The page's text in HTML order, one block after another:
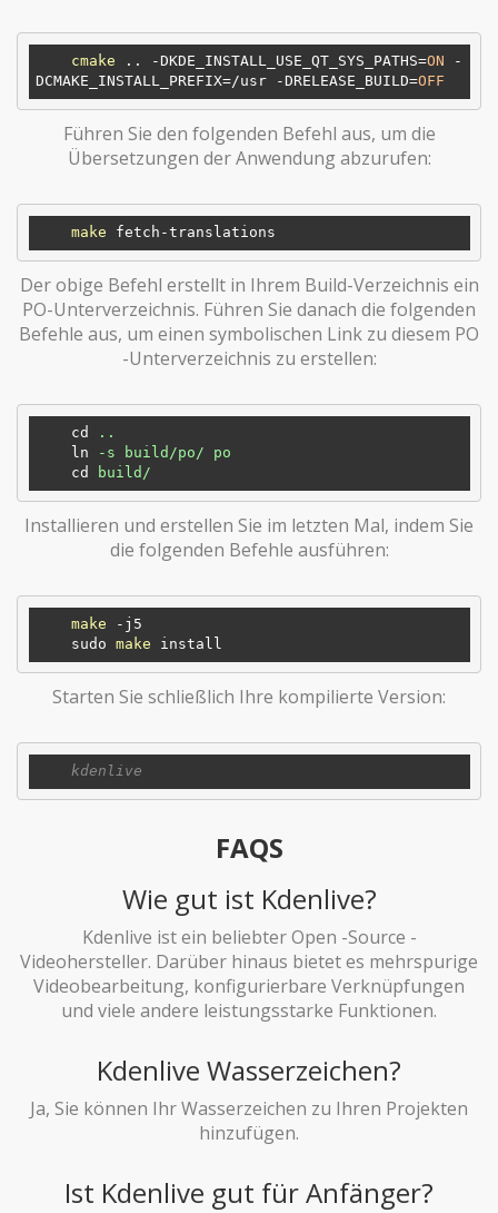
cmake .. -DKDE_INSTALL_USE_QT_SYS_PATHS=ON -
DCMAKE_INSTALL_PREFIX=/usr -DRELEASE_BUILD=OFF
Führen Sie den folgenden Befehl aus, um die
Übersetzungen der Anwendung abzurufen:
make
Der obige Befehl erstellt in Ihrem Build-Verzeichnis ein
PO-Unterverzeichnis. Führen Sie danach die folgenden
Befehle aus, um einen symbolischen Link zu diesem PO
-Unterverzeichnis zu erstellen:
cd
..
ln
-s build/po/ po
cd
build/
Installieren und erstellen Sie im letzten Mal, indem Sie
die folgenden Befehle ausführen:
make -j5
    sudo
make
Starten Sie schließlich Ihre kompilierte Version:
FAQS
Wie gut ist Kdenlive?
Kdenlive ist ein beliebter Open -Source -
Videohersteller. Darüber hinaus bietet es mehrspurige
Videobearbeitung, konfigurierbare Verknüpfungen
und viele andere leistungsstarke Funktionen.
Kdenlive Wasserzeichen?
Ja, Sie können Ihr Wasserzeichen zu Ihren Projekten
hinzufügen.
Ist Kdenlive gut für Anfänger?